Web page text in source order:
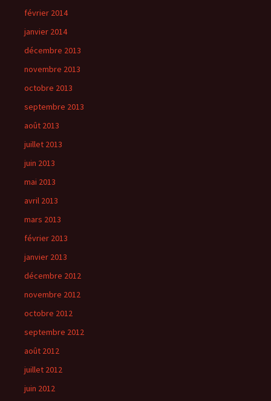
février 2014
janvier 2014
décembre 2013
novembre 2013
octobre 2013
septembre 2013
août 2013
juillet 2013
juin 2013
mai 2013
avril 2013
mars 2013
février 2013
janvier 2013
décembre 2012
novembre 2012
octobre 2012
septembre 2012
août 2012
juillet 2012
juin 2012